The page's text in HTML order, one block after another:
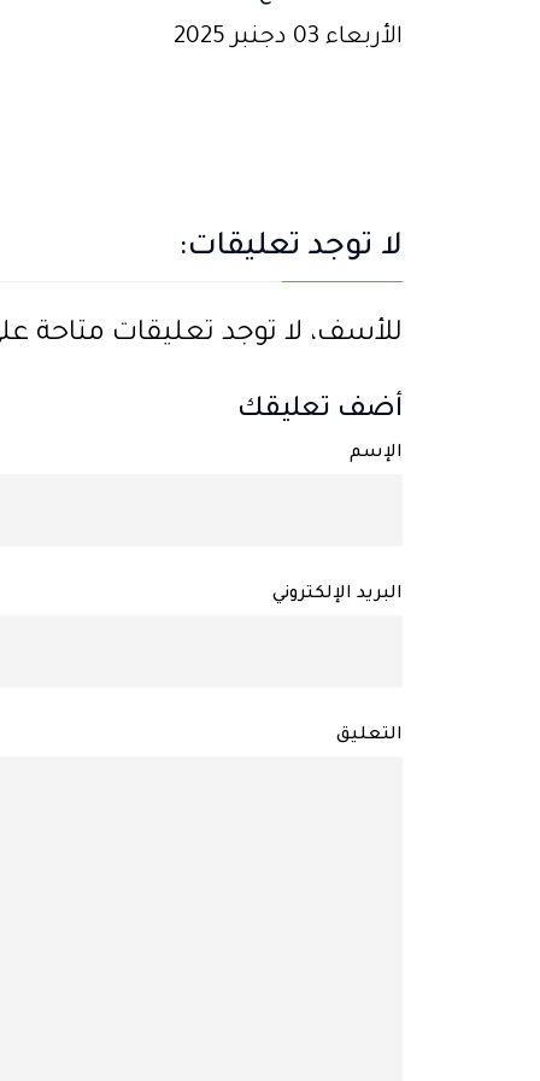
الأربعاء 03 دجنبر 2025
لا توجد تعليقات:
للأسف، لا توجد تعليقات متاحة
أضف تعليقك
الإسم
البريد الإلكتروني
التعليق